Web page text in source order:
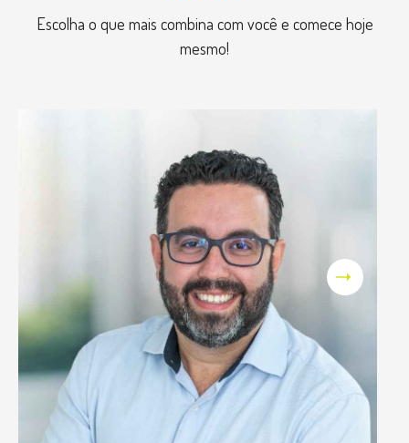
Escolha o que mais combina com você e comece hoje
mesmo!